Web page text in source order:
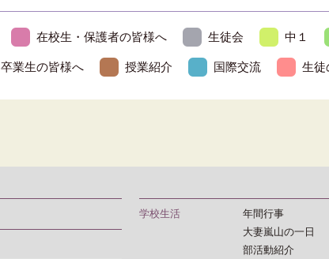
在校生・保護者の皆様へ 生徒会 中１
卒業生の皆様へ 授業紹介 国際交流 生徒
学校生活
年間行事
大妻嵐山の一日
部活動紹介